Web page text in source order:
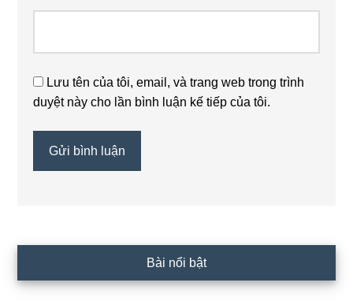
Lưu tên của tôi, email, và trang web trong trình
duyệt này cho lần bình luận kế tiếp của tôi.
chính
Bài nổi bật